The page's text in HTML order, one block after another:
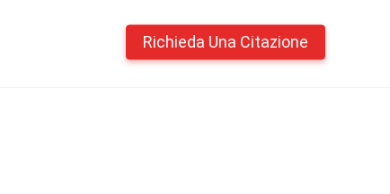
Richieda Una Citazione